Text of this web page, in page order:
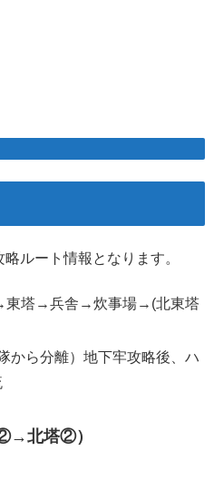
ルート情報となります。
塔→兵舎→炊事場→(北東塔
から分離）地下牢攻略後、ハ
北塔②）